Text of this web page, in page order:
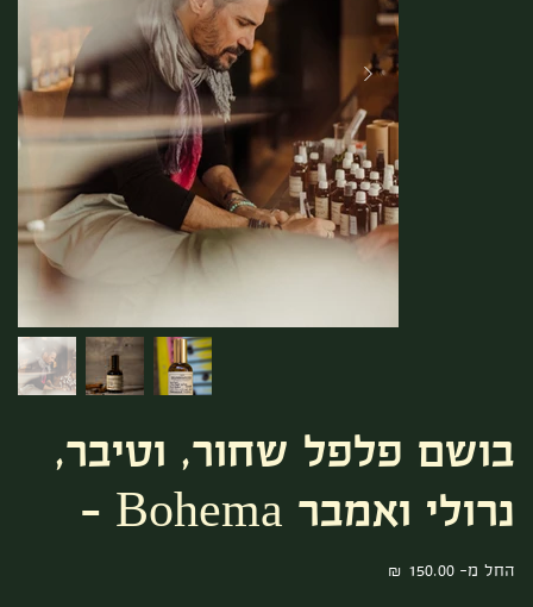
בושם פלפל שחור, וטיבר,
נרולי ואמבר Bohema -
החל מ- מחיר